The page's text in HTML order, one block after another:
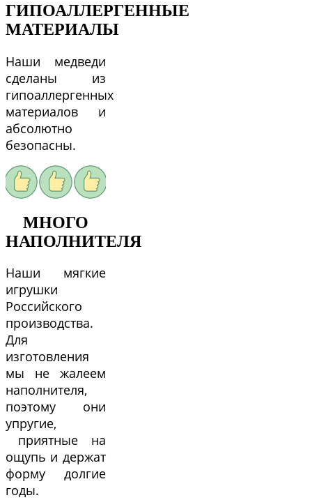
ГИПОАЛЛЕРГЕННЫЕ
МАТЕРИАЛЫ
Наши медведи
сделаны из
гипоаллергенных
материалов и
абсолютно
безопасны.
МНОГО
НАПОЛНИТЕЛЯ
Наши мягкие
игрушки
Российского
производства.
Для
изготовления
мы не жалеем
наполнителя,
поэтому они
упругие,
приятные на
ощупь и держат
форму долгие
годы.